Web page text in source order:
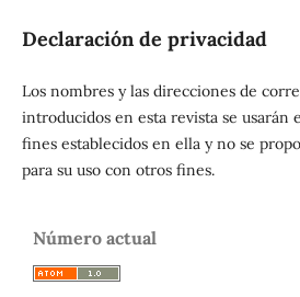
Declaración de privacidad
Los nombres y las direcciones de
introducidos en esta revista se usarán
fines establecidos en ella y no se
para su uso con otros fines.
Número actual